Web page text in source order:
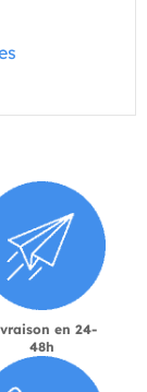
en 24-
48h